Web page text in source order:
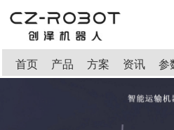
首页 产品 方案 资讯 参